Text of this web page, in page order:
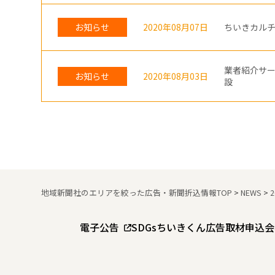
お知らせ 2020年08月07日 ちいきカル
お知らせ 2020年08月03日
業者紹介サ
設
地域新聞社のエリアを絞った広告・新聞折込情報TOP >NEWS >
電子公告 SDGsちいきくん広告取材申込